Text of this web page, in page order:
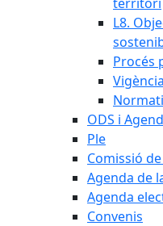
L8.
Procés
Vigència
ODS i
Ple
Comissió
Agenda de
Agenda
Convenis